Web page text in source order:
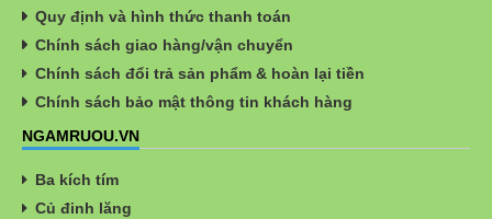
Quy định và hình thức thanh toán
Chính sách giao hàng/vận chuyển
Chính sách đổi trả sản phẩm & hoàn lại tiền
Chính sách bảo mật thông tin khách hàng
NGAMRUOU.VN
Ba kích tím
Củ đinh lăng